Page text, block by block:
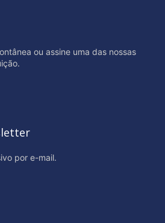
ou assine uma das nossas
por e-mail.